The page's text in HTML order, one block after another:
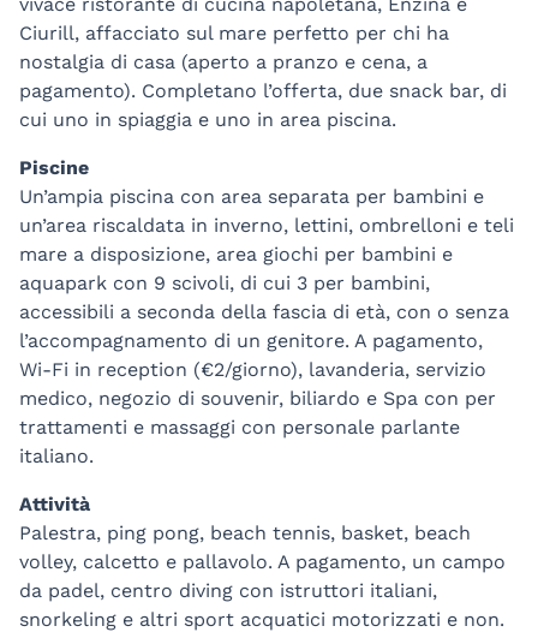
vivace ristorante di cucina napoletana, Enzina e
Ciurill, affacciato sul mare perfetto per chi ha
nostalgia di casa (aperto a pranzo e cena, a
pagamento). Completano l’offerta, due snack bar, di
cui uno in spiaggia e uno in area piscina.
Piscine
Un’ampia piscina con area separata per bambini e
un’area riscaldata in inverno, lettini, ombrelloni e teli
mare a disposizione, area giochi per bambini e
aquapark con 9 scivoli, di cui 3 per bambini,
accessibili a seconda della fascia di età, con o senza
l’accompagnamento di un genitore. A pagamento,
Wi-Fi in reception (€2/giorno), lavanderia, servizio
medico, negozio di souvenir, biliardo e Spa con per
trattamenti e massaggi con personale parlante
italiano.
Attività
Palestra, ping pong, beach tennis, basket, beach
volley, calcetto e pallavolo. A pagamento, un campo
da padel, centro diving con istruttori italiani,
snorkeling e altri sport acquatici motorizzati e non.